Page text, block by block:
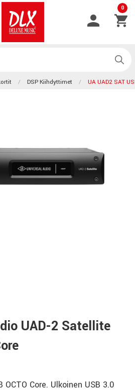
0
DSP Kiihdyttimet UA UAD2 SAT
UAD-2 Satellite
OCTO Core. Ulkoinen USB 3.0